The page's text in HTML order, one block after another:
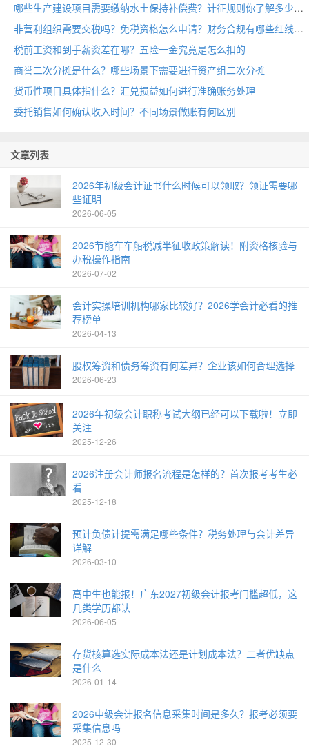
哪些生产建设项目需要缴纳水土保持补偿费？计征规则你了解多少
非营利组织需要交税吗？免税资格怎么申请？财务合规有哪些红线
税前工资和到手薪资差在哪？五险一金究竟是怎么扣的
商誉二次分摊是什么？哪些场景下需要进行资产组二次分摊
货币性项目具体指什么？汇兑损益如何进行准确账务处理
委托销售如何确认收入时间？不同场景做账有何区别
文章列表
2026年初级会计证书什么时候可以领取？领证需要哪
些证明
2026-06-05
2026节能车车船税减半征收政策解读！附资格核验与
办税操作指南
2026-07-02
会计实操培训机构哪家比较好？2026学会计必看的推
荐榜单
2026-04-13
股权筹资和债务筹资有何差异？企业该如何合理选择
2026-06-23
2026年初级会计职称考试大纲已经可以下载啦！立即
关注
2025-12-26
2026注册会计师报名流程是怎样的？首次报考考生必
看
2025-12-18
预计负债计提需满足哪些条件？税务处理与会计差异
详解
2026-03-10
高中生也能报！广东2027初级会计报考门槛超低，这
几类学历都认
2026-06-05
存货核算选实际成本法还是计划成本法？二者优缺点
是什么
2026-01-14
2026中级会计报名信息采集时间是多久？报考必须要
采集信息吗
2025-12-30